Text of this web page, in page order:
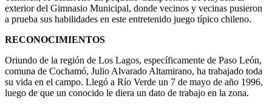
exterior del Gimnasio Municipal, donde vecinos y vecinas pusieron
a prueba sus habilidades en este entretenido juego típico chileno.
RECONOCIMIENTOS
Oriundo de la región de Los Lagos, específicamente de Paso León,
comuna de Cochamó, Julio Alvarado Altamirano, ha trabajado toda
su vida en el campo. Llegó a Río Verde un 7 de mayo de año 1996,
luego de que un conocido le diera un dato de trabajo en la zona.